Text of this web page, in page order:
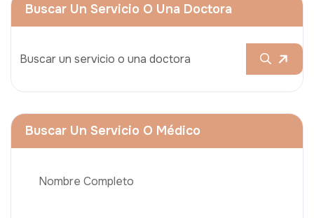
Buscar Un Servicio O Una Doctora
Buscar Un Servicio O Médico